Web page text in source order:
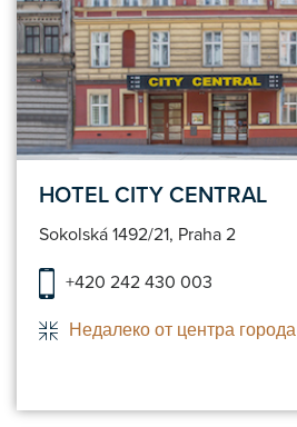
HOTEL CITY CENTRAL
Sokolská 1492/21, Praha 2
+420 242 430 003
Недалеко от центра города